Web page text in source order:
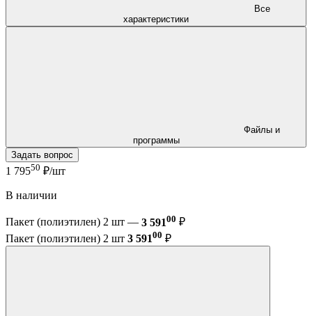
характеристики
программы
Задать вопрос
1 79550 ₽/шт
В наличии
Пакет (полиэтилен) 2 шт — 3 59100 ₽
Пакет (полиэтилен) 2 шт 3 59100 ₽